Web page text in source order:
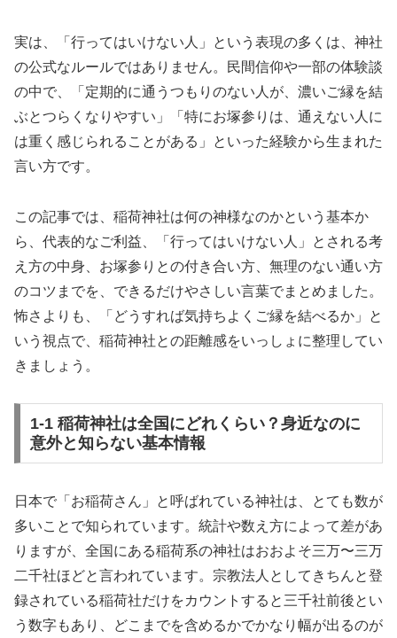
実は、「行ってはいけない人」という表現の多くは、神社
の公式なルールではありません。民間信仰や一部の体験談
の中で、「定期的に通うつもりのない人が、濃いご縁を結
ぶとつらくなりやすい」「特にお塚参りは、通えない人に
は重く感じられることがある」といった経験から生まれた
言い方です。
この記事では、稲荷神社は何の神様なのかという基本か
ら、代表的なご利益、「行ってはいけない人」とされる考
え方の中身、お塚参りとの付き合い方、無理のない通い方
のコツまでを、できるだけやさしい言葉でまとめました。
怖さよりも、「どうすれば気持ちよくご縁を結べるか」と
いう視点で、稲荷神社との距離感をいっしょに整理してい
きましょう。
1-1 稲荷神社は全国にどれくらい？身近なのに
意外と知らない基本情報
日本で「お稲荷さん」と呼ばれている神社は、とても数が
多いことで知られています。統計や数え方によって差があ
りますが、全国にある稲荷系の神社はおおよそ三万〜三万
二千社ほどと言われています。宗教法人としてきちんと登
録されている稲荷社だけをカウントすると三千社前後とい
う数字もあり、どこまでを含めるかでかなり幅が出るのが